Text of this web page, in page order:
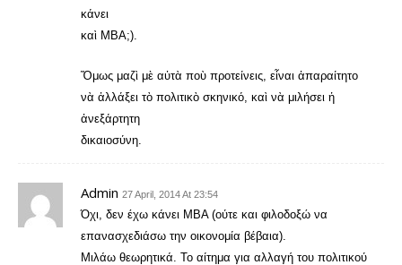
κάνει
καὶ MBA;).
Ὅμως μαζὶ μὲ αὐτὰ ποὺ προτείνεις, εἶναι ἀπαραίτητο
νὰ ἀλλάξει τὸ πολιτικὸ σκηνικό, καὶ νὰ μιλήσει ἡ
ἀνεξάρτητη
δικαιοσύνη.
Admin 27 April, 2014 At 23:54
Όχι, δεν έχω κάνει ΜΒΑ (ούτε και φιλοδοξώ να
επανασχεδιάσω την οικονομία βέβαια).
Μιλάω θεωρητικά. Το αίτημα για αλλαγή του πολιτικού